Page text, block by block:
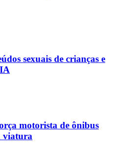
sexuais de crianças e
motorista de ônibus
viatura